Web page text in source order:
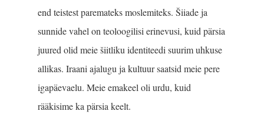
end teistest paremateks mosle­miteks. Šiiade ja
sunnide vahel on teoloogilisi erinevusi, kuid pärsia
juured olid meie šiitliku identiteedi suurim uhkuse
allikas. Iraani ajalugu ja kultuur saatsid meie pere
igapäevaelu. Meie emakeel oli urdu, kuid
rääkisime ka pärsia keelt.